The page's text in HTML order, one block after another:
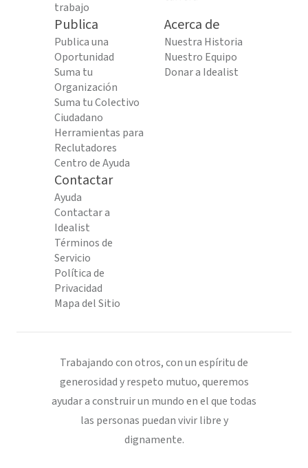
trabajo
Publica
Publica una
Oportunidad
Suma tu
Organización
Suma tu Colectivo
Ciudadano
Herramientas para
Reclutadores
Centro de Ayuda
Acerca de
Nuestra Historia
Nuestro Equipo
Donar a Idealist
Contactar
Ayuda
Contactar a
Idealist
Términos de
Servicio
Política de
Privacidad
Mapa del Sitio
Trabajando con otros, con un espíritu de
generosidad y respeto mutuo, queremos
ayudar a construir un mundo en el que todas
las personas puedan vivir libre y
dignamente.